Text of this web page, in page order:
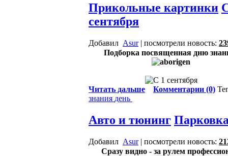
Прикольные картинки
сентября
Добавил Asur| посмотрели новость:
Подборка посвященная дню
Читать дальше Комментарии (0)
знания день
Авто и тюнинг
Добавил Asur| посмотрели новость:
Сразу видно - за рулем